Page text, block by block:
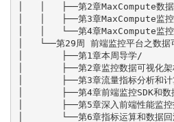
│   │   ├──第2章MaxCompute数
│   │   ├──第3章MaxCompute监
│   │   └──第4章MaxCompute监
│   └──第29周 前端监控平台之数据
│       ├──第1章本周导学/
│       ├──第2章监控数据可视化架
│       ├──第3章流量指标分析和
│       ├──第4章前端监控SDK和数
│       ├──第5章深入前端性能监
│       └──第6章指标运算和数据